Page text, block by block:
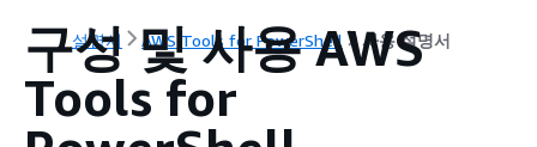
설명서 AWS Tools for PowerShell 사용 설명서
구성 및 사용 AWS
Tools for